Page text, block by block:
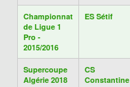
Championnat
de Ligue 1
Pro -
2015/2016
ES Sétif
Supercoupe
Algérie 2018
CS
Constantine